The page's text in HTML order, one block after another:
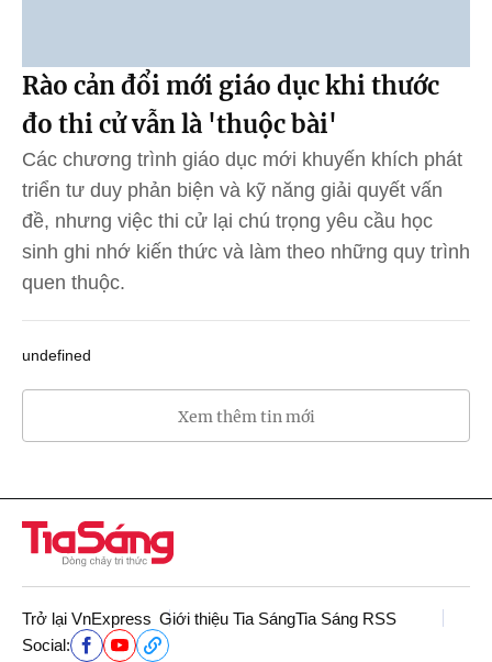
Rào cản đổi mới giáo dục khi thước
đo thi cử vẫn là 'thuộc bài'
Các chương trình giáo dục mới khuyến khích phát
triển tư duy phản biện và kỹ năng giải quyết vấn
đề, nhưng việc thi cử lại chú trọng yêu cầu học
sinh ghi nhớ kiến thức và làm theo những quy trình
quen thuộc.
undefined
Xem thêm tin mới
Trở lại VnExpress Giới thiệu Tia SángTia Sáng RSS
Social: